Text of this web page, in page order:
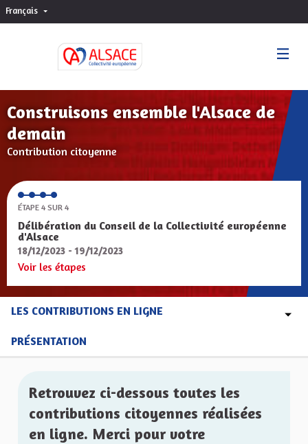
Français Choisir la langue
Construisons ensemble l'Alsace de
demain
Contribution citoyenne
ÉTAPE 4 SUR 4
Délibération du Conseil de la Collectivité européenne
d'Alsace
18/12/2023 - 19/12/2023
Voir les étapes
LES CONTRIBUTIONS EN LIGNE
PRÉSENTATION
Retrouvez ci-dessous toutes les
contributions citoyennes réalisées
en ligne. Merci pour votre